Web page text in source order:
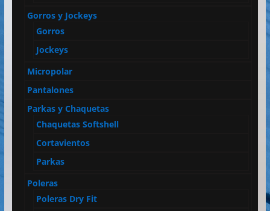
Gorros y Jockeys
Gorros
Jockeys
Micropolar
Pantalones
Parkas y Chaquetas
Chaquetas Softshell
Cortavientos
Parkas
Poleras
Poleras Dry Fit